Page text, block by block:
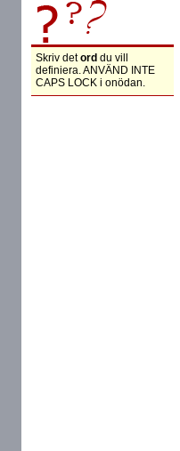
Skriv detord du vill
definiera. ANVÄND INTE
CAPS LOCK i onödan.